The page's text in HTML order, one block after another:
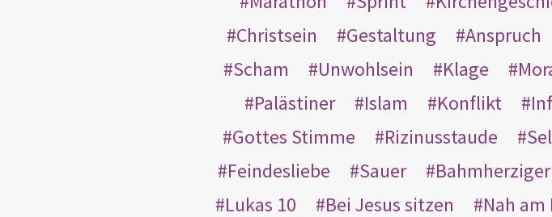
Christsein
Gestaltung Anspruch
Scham
Unwohlsein Klage
Palästiner
Islam Konflikt
Gottes Stimme
Rizinusstaude
Feindesliebe
Sauer
Lukas 10
Bei Jesus sitzen Nah am